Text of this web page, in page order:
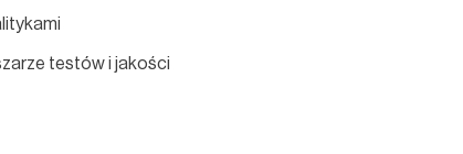
testów i jakości